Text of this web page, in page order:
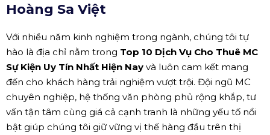
Hoàng Sa Việt
Với nhiều năm kinh nghiệm trong ngành, chúng tôi tự
hào là địa chỉ nằm trong Top 10 Dịch Vụ Cho Thuê MC
Sự Kiện Uy Tín Nhất Hiện Nay và luôn cam kết mang
đến cho khách hàng trải nghiệm vượt trội. Đội ngũ MC
chuyên nghiệp, hệ thống văn phòng phủ rộng khắp, tư
vấn tận tâm cùng giá cả cạnh tranh là những yếu tố nổi
bật giúp chúng tôi giữ vững vị thế hàng đầu trên thị